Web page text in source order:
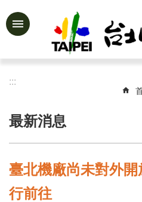
跳到主要內容區塊
進
告
訊
認
:::
最新消息
臺北機廠尚未對外
行前往